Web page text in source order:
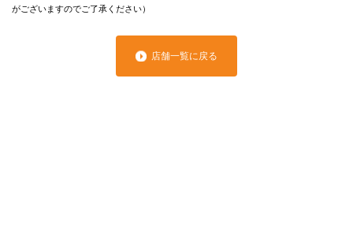
がございますのでご了承ください）
店舗一覧に戻る